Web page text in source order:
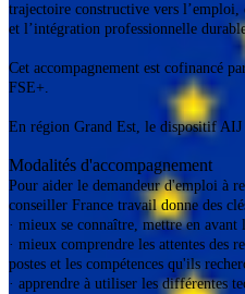
trajectoire constructive vers l’emploi,
et l’intégration professionnelle
Cet accompagnement est cofinancé
FSE+.
En région Grand Est, le dispositif AIJ
Modalités d'accompagnement
Pour aider le demandeur d'emploi à
conseiller France travail donne des
· mieux se connaître, mettre en avant
· mieux comprendre les attentes des
postes et les compétences qu'ils
· apprendre à utiliser les différentes